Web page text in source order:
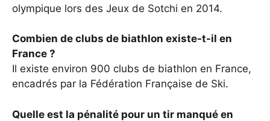
olympique lors des Jeux de Sotchi en 2014.
Combien de clubs de biathlon existe-t-il en
France ?
Il existe environ 900 clubs de biathlon en France,
encadrés par la Fédération Française de Ski.
Quelle est la pénalité pour un tir manqué en